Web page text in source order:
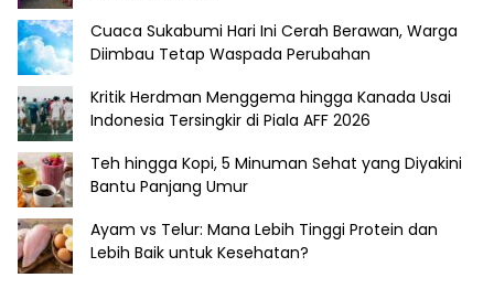
Cuaca Sukabumi Hari Ini Cerah Berawan, Warga
Diimbau Tetap Waspada Perubahan
Kritik Herdman Menggema hingga Kanada Usai
Indonesia Tersingkir di Piala AFF 2026
Teh hingga Kopi, 5 Minuman Sehat yang Diyakini
Bantu Panjang Umur
Ayam vs Telur: Mana Lebih Tinggi Protein dan
Lebih Baik untuk Kesehatan?